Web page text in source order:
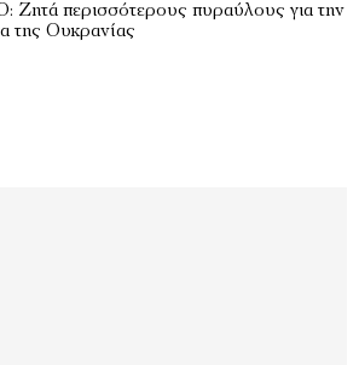
Ζητά περισσότερους πυραύλους για την
της Ουκρανίας